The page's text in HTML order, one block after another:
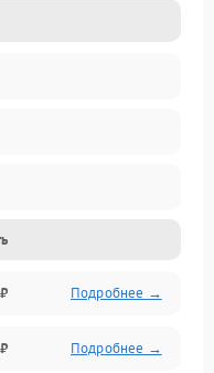
Подробнее →
Подробнее →